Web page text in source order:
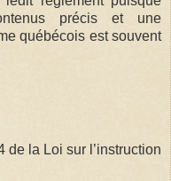
précis et une
québécois est souvent
de la Loi sur l’instruction